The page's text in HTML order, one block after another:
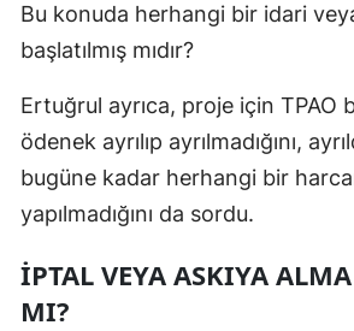
Bu konuda herhangi bir idari
başlatılmış mıdır?
Ertuğrul ayrıca, proje için TPAO
ödenek ayrılıp ayrılmadığını,
bugüne kadar herhangi bir
yapılmadığını da sordu.
İPTAL VEYA ASKIYA
MI?